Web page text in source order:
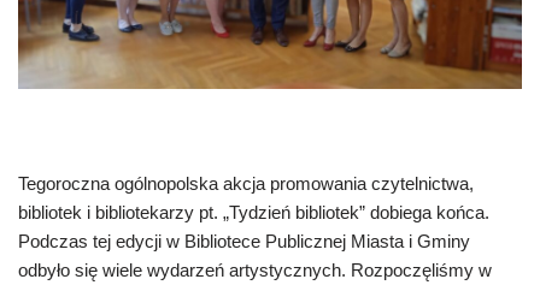
Tegoroczna ogólnopolska akcja promowania czytelnictwa,
bibliotek i bibliotekarzy pt. „Tydzień bibliotek” dobiega końca.
Podczas tej edycji w Bibliotece Publicznej Miasta i Gminy
odbyło się wiele wydarzeń artystycznych. Rozpoczęliśmy w